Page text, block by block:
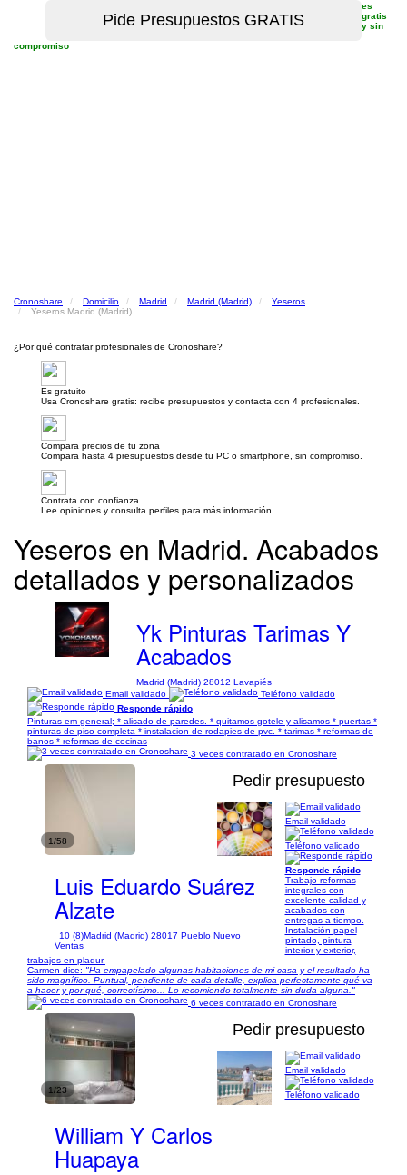
es
gratis
y sin
compromiso
Cronoshare Domicilio Madrid Madrid (Madrid)
Yeseros
Yeseros Madrid (Madrid)
¿Por qué contratar profesionales de Cronoshare?
Es gratuito
Usa Cronoshare gratis: recibe presupuestos y contacta con 4 profesionales.
Compara precios de tu zona
Compara hasta 4 presupuestos desde tu PC o smartphone, sin compromiso.
Contrata con confianza
Lee opiniones y consulta perfiles para más información.
Yeseros en Madrid. Acabados
detallados y personalizados
Yk Pinturas Tarimas Y
Acabados
Madrid (Madrid) 28012 Lavapiés
Email validado
Teléfono validado
Responde rápido
Pinturas em general; * alisado de paredes. * quitamos gotele y alisamos * puertas *
pinturas de piso completa * instalacion de rodapies de pvc. * tarimas * reformas de
banos * reformas de cocinas
3 veces contratado en Cronoshare
1/58
Pedir presupuesto
Luis Eduardo Suárez
Alzate
10 (8)Madrid (Madrid) 28017 Pueblo Nuevo
Ventas
Email validado
Teléfono validado
Responde rápido
Trabajo reformas
integrales con
excelente calidad y
acabados con
entregas a tiempo.
Instalación papel
pintado, pintura
interior y exterior,
trabajos en pladur.
Carmen dice: "Ha empapelado algunas habitaciones de mi casa y el resultado ha
sido magnífico. Puntual, pendiente de cada detalle, explica perfectamente qué va
a hacer y por qué, correctísimo... Lo recomiendo totalmente sin duda alguna."
6 veces contratado en Cronoshare
1/23
Pedir presupuesto
William Y Carlos
Huapaya
Email validado
Teléfono validado